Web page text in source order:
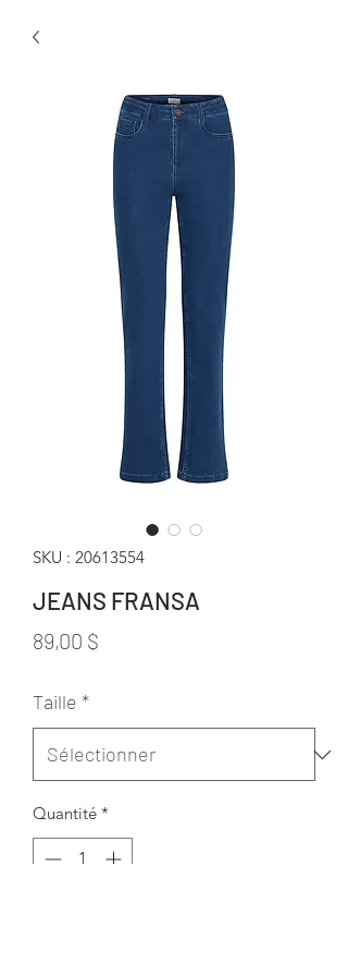
SKU : 20613554
JEANS FRANSA
89,00 $
Taille *
Quantité *